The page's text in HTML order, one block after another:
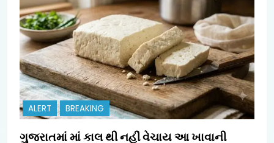
ALERT BREAKING
ગુજરાતમાં માં કાલ થી નહીં વેચાય આ ખાવાની